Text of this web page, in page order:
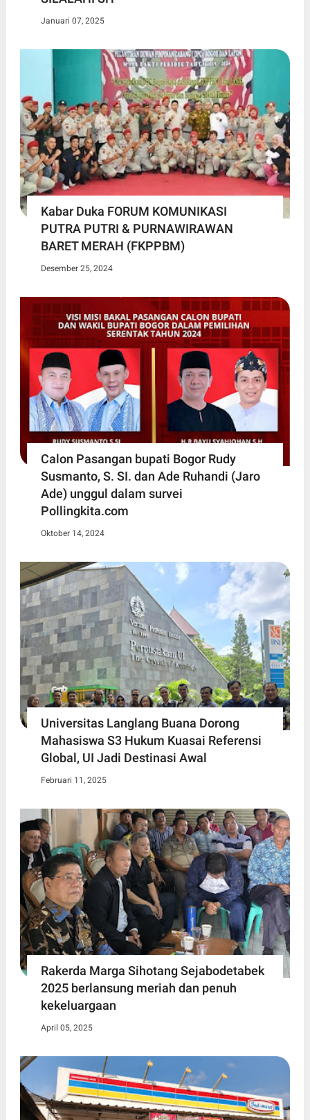
Januari 07, 2025
Kabar Duka FORUM KOMUNIKASI
PUTRA PUTRI & PURNAWIRAWAN
BARET MERAH (FKPPBM)
Desember 25, 2024
Calon Pasangan bupati Bogor Rudy
Susmanto, S. SI. dan Ade Ruhandi (Jaro
Ade) unggul dalam survei
Pollingkita.com
Oktober 14, 2024
Universitas Langlang Buana Dorong
Mahasiswa S3 Hukum Kuasai Referensi
Global, UI Jadi Destinasi Awal
Februari 11, 2025
Rakerda Marga Sihotang Sejabodetabek
2025 berlansung meriah dan penuh
kekeluargaan
April 05, 2025